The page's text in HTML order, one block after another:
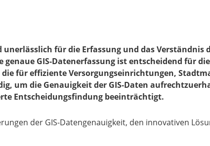
unerlässlich für die Erfassung und das
GIS-Datenerfassung ist entscheidend für
für effiziente Versorgungseinrichtungen,
um die Genauigkeit der GIS-Daten
Entscheidungsfindung beeinträchtigt.
der GIS-Datengenauigkeit, den innovativen